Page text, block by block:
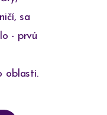
sa
- prvú
oblasti.